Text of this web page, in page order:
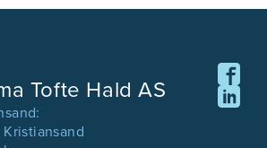
Tofte Hald AS